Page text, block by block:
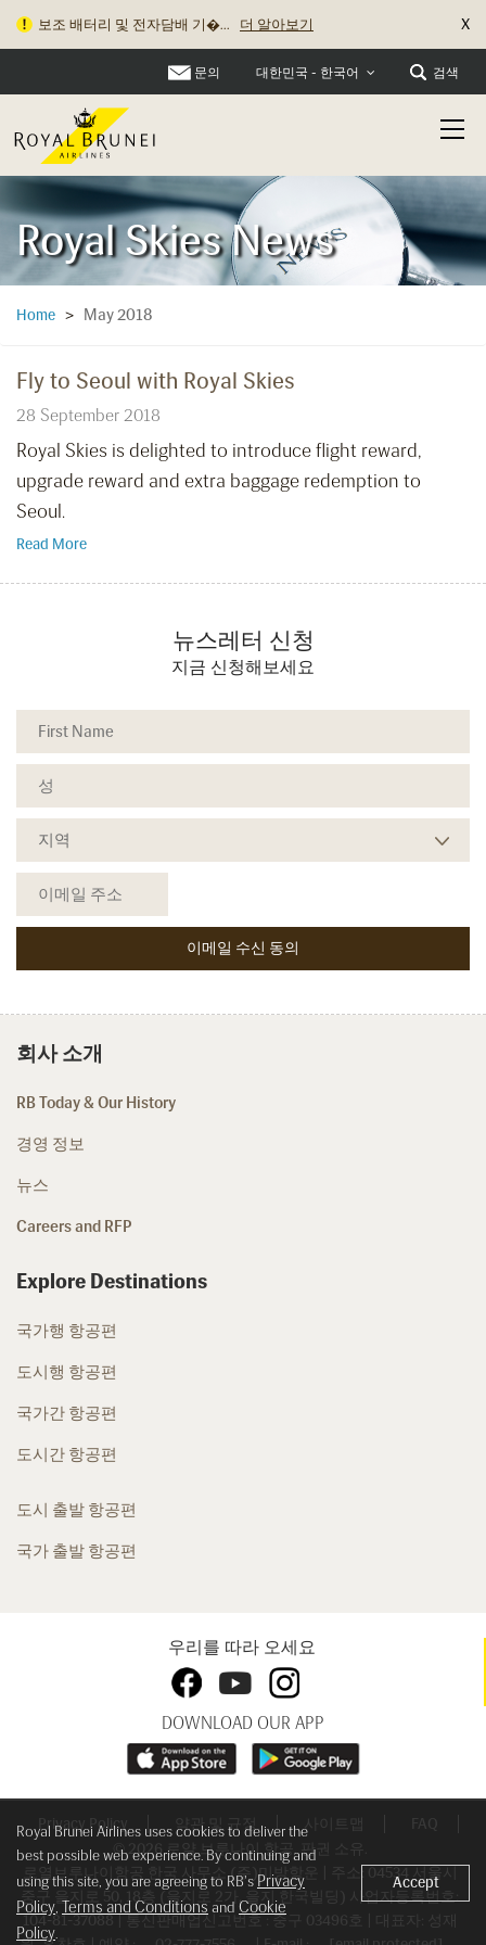
보조 배터리 및 전자담배 기�... 더 알아보기 X
문의 대한민국 - 한국어 검색
Royal Skies News
Home > May 2018
Fly to Seoul with Royal Skies
28 September 2018
Royal Skies is delighted to introduce flight reward,
upgrade reward and extra baggage redemption to
Seoul.
Read More
뉴스레터 신청
지금 신청해보세요
회사 소개
RB Today & Our History
경영 정보
뉴스
Careers and RFP
Explore Destinations
국가행 항공편
도시행 항공편
국가간 항공편
도시간 항공편
도시 출발 항공편
국가 출발 항공편
우리를 따라 오세요
DOWNLOAD OUR APP
Privacy Policy 약관 및 규정 사이트맵
FAQ
© 2026 로얄 브루나이 항공. 판권 소유.
로열브루나이항공 한국 사무소 (주)미방항운 | 주소: 04534 서울시
중구 을지로 50, 18층 (을지로 2가, 을지 한국빌딩) 사업자등록번호:
104-81-37088 | 통신판매업신고번호 : 중구 03496호 | 대표자: 성재
Royal Brunei Airlines uses cookies to deliver the
best possible web experience. By continuing and
using this site, you are agreeing to RB'sPrivacy
Policy, Terms and Conditions and Cookie
Policy.
Accept